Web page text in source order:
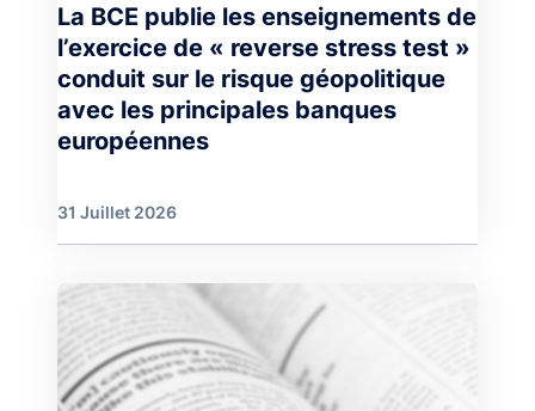
La BCE publie les enseignements de
l’exercice de « reverse stress test »
conduit sur le risque géopolitique
avec les principales banques
européennes
31 Juillet 2026
Image